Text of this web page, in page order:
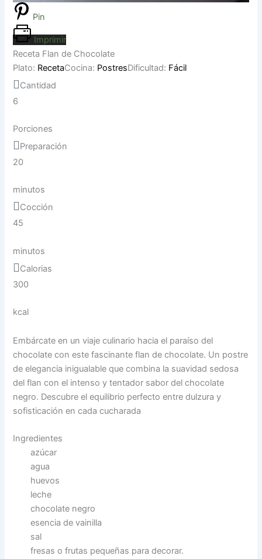
Pin
Imprimir
Receta Flan de Chocolate
Plato: RecetaCocina: PostresDificultad: Fácil
Cantidad
6
Porciones
Preparación
20
minutos
Cocción
45
minutos
Calorias
300
kcal
Embárcate en un viaje culinario hacia el paraíso del
chocolate con este fascinante flan de chocolate. Un postre
de elegancia inigualable que combina la suavidad sedosa
del flan con el intenso y tentador sabor del chocolate
negro. Descubre el equilibrio perfecto entre dulzura y
sofisticación en cada cucharada
Ingredientes
azúcar
agua
huevos
leche
chocolate negro
esencia de vainilla
sal
fresas o frutas pequeñas para decorar.